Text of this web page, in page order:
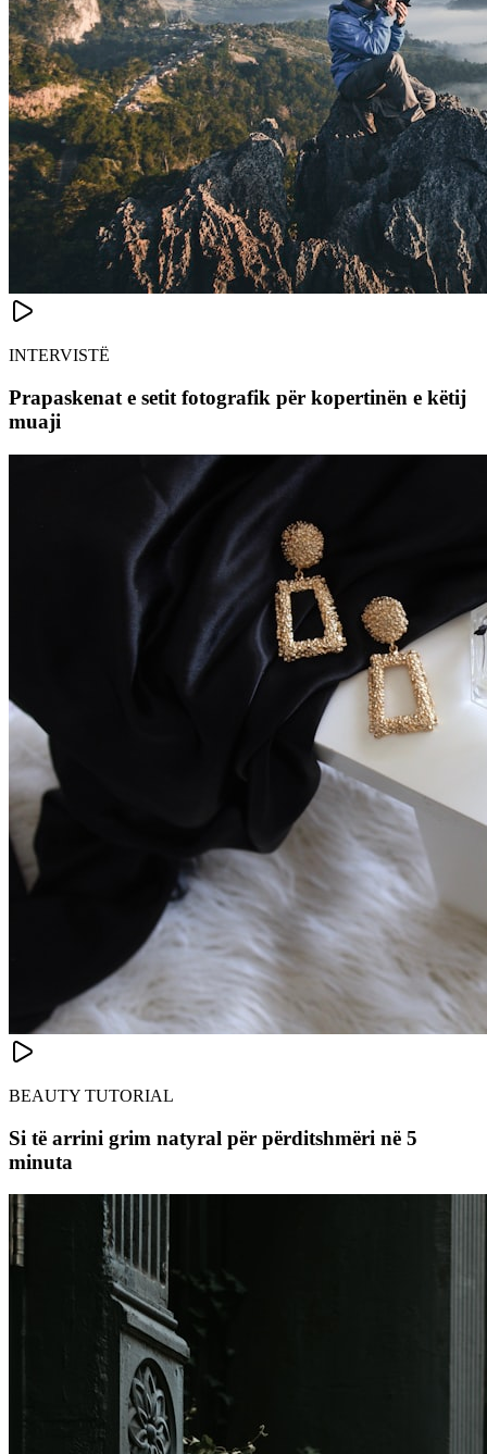
INTERVISTË
Prapaskenat e setit fotografik për kopertinën e këtij
muaji
BEAUTY TUTORIAL
Si të arrini grim natyral për përditshmëri në 5
minuta